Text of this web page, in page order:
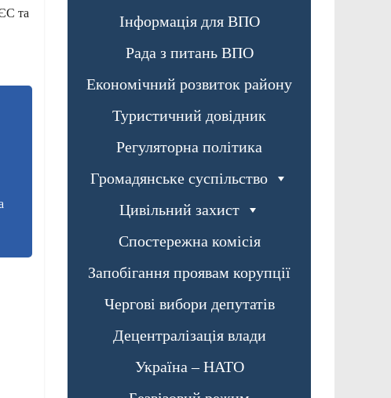
та
Інформація для ВПО
Рада з питань ВПО
Економічний розвиток району
Туристичний довідник
Регуляторна політика
Громадянське суспільство
Цивільний захист
Спостережна комісія
Запобігання проявам корупції
Чергові вибори депутатів
Децентралізація влади
Україна – НАТО